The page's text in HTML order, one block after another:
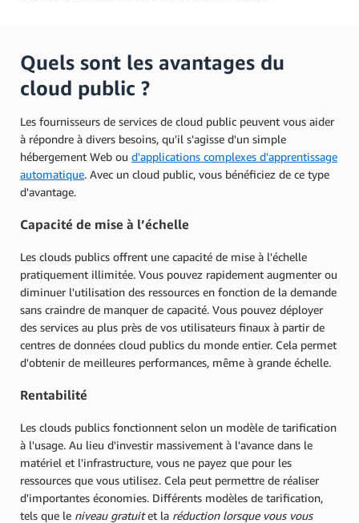
Quels sont les avantages du
cloud public ?
Les fournisseurs de services de cloud public peuvent vous aider
à répondre à divers besoins, qu'il s'agisse d'un simple
hébergement Web ou d'applications complexes d'apprentissage
automatique. Avec un cloud public, vous bénéficiez de ce type
d'avantage.
Capacité de mise à l’échelle
Les clouds publics offrent une capacité de mise à l'échelle
pratiquement illimitée. Vous pouvez rapidement augmenter ou
diminuer l'utilisation des ressources en fonction de la demande
sans craindre de manquer de capacité. Vous pouvez déployer
des services au plus près de vos utilisateurs finaux à partir de
centres de données cloud publics du monde entier. Cela permet
d'obtenir de meilleures performances, même à grande échelle.
Rentabilité
Les clouds publics fonctionnent selon un modèle de tarification
à l'usage. Au lieu d'investir massivement à l'avance dans le
matériel et l'infrastructure, vous ne payez que pour les
ressources que vous utilisez. Cela peut permettre de réaliser
d'importantes économies. Différents modèles de tarification,
tels que le niveau gratuitet la réduction lorsque vous vous